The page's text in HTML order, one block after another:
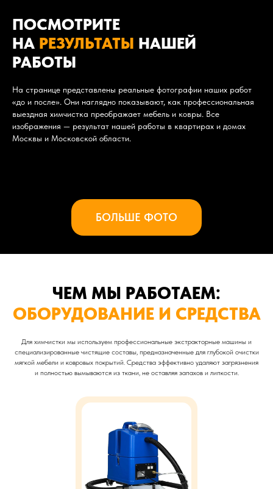
ПОСМОТРИТЕ
НА РЕЗУЛЬТАТЫ НАШЕЙ
РАБОТЫ
На странице представлены реальные фотографии наших работ
«до и после». Они наглядно показывают, как профессиональная
выездная химчистка преображает мебель и ковры. Все
изображения — результат нашей работы в квартирах и домах
Москвы и Московской области.
БОЛЬШЕ ФОТО
ЧЕМ МЫ РАБОТАЕМ:
ОБОРУДОВАНИЕ И СРЕДСТВА
Для химчистки мы используем профессиональные экстракторные машины и
специализированные чистящие составы, предназначенные для глубокой очистки
мягкой мебели и ковровых покрытий. Средства эффективно удаляют загрязнения
и полностью вымываются из ткани, не оставляя запахов и липкости.